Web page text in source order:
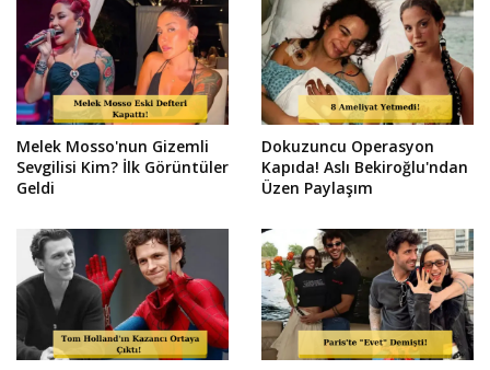
Melek Mosso'nun Gizemli
Sevgilisi Kim? İlk Görüntüler
Geldi
Dokuzuncu Operasyon
Kapıda! Aslı Bekiroğlu'ndan
Üzen Paylaşım